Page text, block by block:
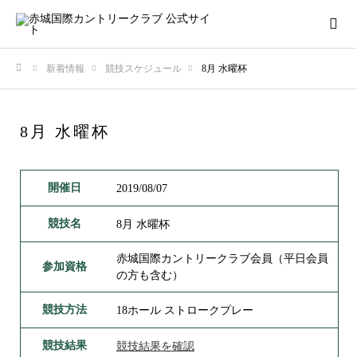
新着情報 競技スケジュール 8月 水曜杯
8月 水曜杯
開催日 2019/08/07
競技名 8月 水曜杯
参加資格
赤城国際カントリークラブ会員（平日会員
の方も含む）
競技方法 18ホール ストロークプレー
競技結果 競技結果を確認